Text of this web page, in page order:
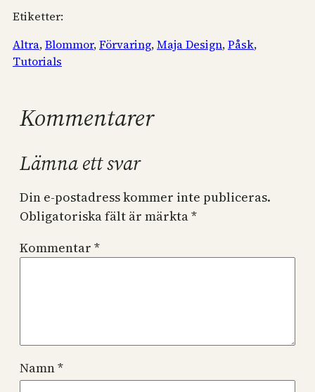
Etiketter:
Altra, Blommor, Förvaring, Maja Design, Påsk
Tutorials
Kommentarer
Lämna ett svar
Din e-postadress kommer inte publiceras.
Obligatoriska fält är märkta*
Kommentar *
Namn*